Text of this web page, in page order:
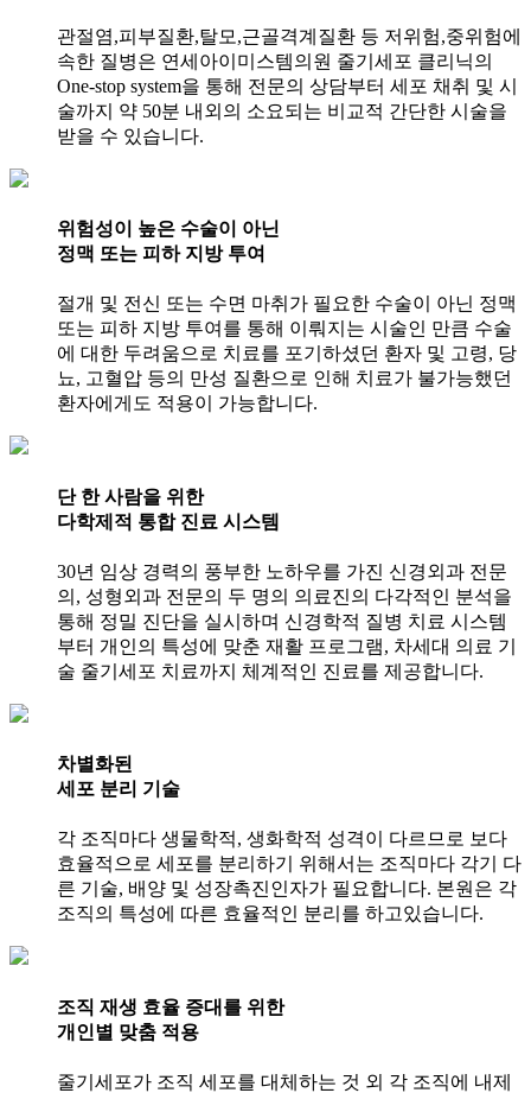
관절염,피부질환,탈모,근골격계질환 등 저위험,중위험에
속한 질병은 연세아이미스템의원 줄기세포 클리닉의
One-stop system을 통해 전문의 상담부터 세포 채취 및 시
술까지 약 50분 내외의 소요되는 비교적 간단한 시술을
받을 수 있습니다.
위험성이 높은 수술이 아닌
정맥 또는 피하 지방 투여
절개 및 전신 또는 수면 마취가 필요한 수술이 아닌 정맥
또는 피하 지방 투여를 통해 이뤄지는 시술인 만큼 수술
에 대한 두려움으로 치료를 포기하셨던 환자 및 고령, 당
뇨, 고혈압 등의 만성 질환으로 인해 치료가 불가능했던
환자에게도 적용이 가능합니다.
단 한 사람을 위한
다학제적 통합 진료 시스템
30년 임상 경력의 풍부한 노하우를 가진 신경외과 전문
의, 성형외과 전문의 두 명의 의료진의 다각적인 분석을
통해 정밀 진단을 실시하며 신경학적 질병 치료 시스템
부터 개인의 특성에 맞춘 재활 프로그램, 차세대 의료 기
술 줄기세포 치료까지 체계적인 진료를 제공합니다.
차별화된
세포 분리 기술
각 조직마다 생물학적, 생화학적 성격이 다르므로 보다
효율적으로 세포를 분리하기 위해서는 조직마다 각기 다
른 기술, 배양 및 성장촉진인자가 필요합니다. 본원은 각
조직의 특성에 따른 효율적인 분리를 하고있습니다.
조직 재생 효율 증대를 위한
개인별 맞춤 적용
줄기세포가 조직 세포를 대체하는 것 외 각 조직에 내제